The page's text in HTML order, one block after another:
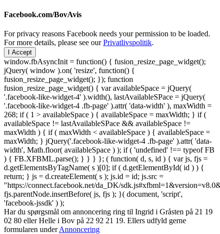
Facebook.com/BovAvis
For privacy reasons Facebook needs your permission to be loaded.
For more details, please see ourPrivatlivspolitik.
I Accept
window.fbAsyncInit = function() { fusion_resize_page_widget();
jQuery( window ).on( 'resize', function() {
fusion_resize_page_widget(); }); function
fusion_resize_page_widget() { var availableSpace = jQuery(
'.facebook-like-widget-4' ).width(), lastAvailableSPace = jQuery(
'.facebook-like-widget-4 .fb-page' ).attr( 'data-width' ), maxWidth =
268; if ( 1 > availableSpace ) { availableSpace = maxWidth; } if (
availableSpace != lastAvailableSPace && availableSpace !=
maxWidth ) { if ( maxWidth < availableSpace ) { availableSpace =
maxWidth; } jQuery('.facebook-like-widget-4 .fb-page' ).attr( 'data-
width', Math.floor( availableSpace ) ); if ( 'undefined' !== typeof FB
) { FB.XFBML.parse(); } } } }; ( function( d, s, id ) { var js, fjs =
d.getElementsByTagName( s )[0]; if ( d.getElementById( id ) ) {
return; } js = d.createElement( s ); js.id = id; js.src =
"https://connect.facebook.net/da_DK/
fjs.parentNode.insertBefore( js, fjs ); }( document, 'script',
'facebook-jssdk' ) );
Har du spørgsmål om annoncering ring til Ingrid i Gråsten på 21 19
02 80 ‬eller Helle i Bov på 22 92 21 19‬. Ellers udfyld gerne
formularen underAnnoncering